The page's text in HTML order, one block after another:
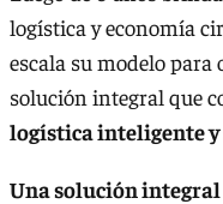
logística y economía
escala su modelo para
solución integral que
logística inteligente
Una solución integral